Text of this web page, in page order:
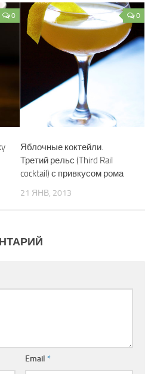
0 0
Яблочные коктейли.
Третий рельс (Third Rail
cocktail) с привкусом рома
21 ЯНВ, 2013
Email *